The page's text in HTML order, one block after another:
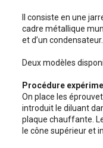
Il consiste en une
cadre métallique
et d’un condensateur.
Deux modèles
Procédure
On place les
introduit le diluant
plaque chauffante.
le cône supérieur et